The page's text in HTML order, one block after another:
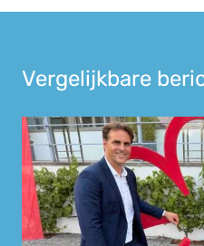
Vergelijkbare